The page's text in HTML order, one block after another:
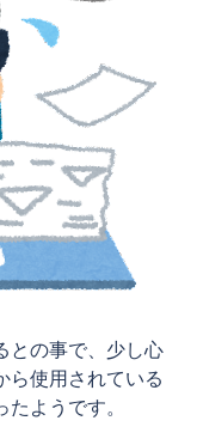
との事で、少し心
ら使用されている
ようです。